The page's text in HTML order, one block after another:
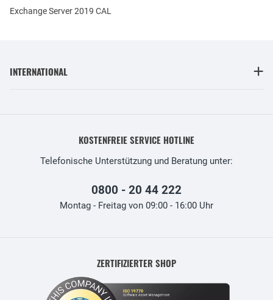
Exchange Server 2019 CAL
INTERNATIONAL
KOSTENFREIE SERVICE HOTLINE
Telefonische Unterstützung und Beratung unter:
0800 - 20 44 222
Montag - Freitag von 09:00 - 16:00 Uhr
ZERTIFIZIERTER SHOP